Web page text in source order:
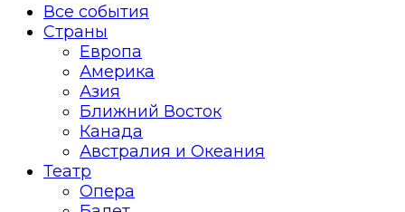
Все события
Страны
Европа
Америка
Азия
Ближний Восток
Канада
Австралия и Океания
Театр
Опера